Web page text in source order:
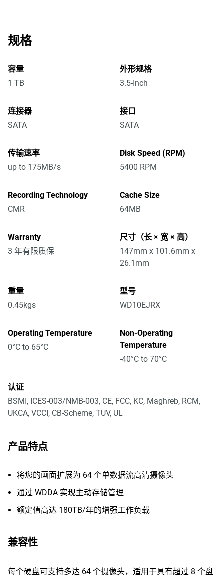
规格
容量
1 TB
外形规格
3.5-Inch
连接器
SATA
接口
SATA
传输速率
up to 175MB/s
Disk Speed (RPM)
5400 RPM
Recording Technology
CMR
Cache Size
64MB
Warranty
3 年有限质保
尺寸（长 × 宽 × 高）
147mm x 101.6mm x
26.1mm
重量
0.45kgs
型号
WD10EJRX
Operating Temperature
0°C to 65°C
Non-Operating
Temperature
-40°C to 70°C
认证
BSMI, ICES-003/NMB-003, CE, FCC, KC, Maghreb, RCM,
UKCA, VCCI, CB-Scheme, TUV, UL
产品特点
将您的画面扩展为 64 个单数据流高清摄像头
通过 WDDA 实现主动存储管理
额定值高达 180TB/年的增强工作负载
兼容性
每个硬盘可支持多达 64 个摄像头，适用于具有超过 8 个盘